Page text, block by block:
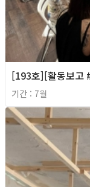
[193호][활동보고
기간 : 7월